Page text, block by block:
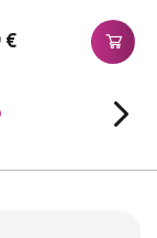
€